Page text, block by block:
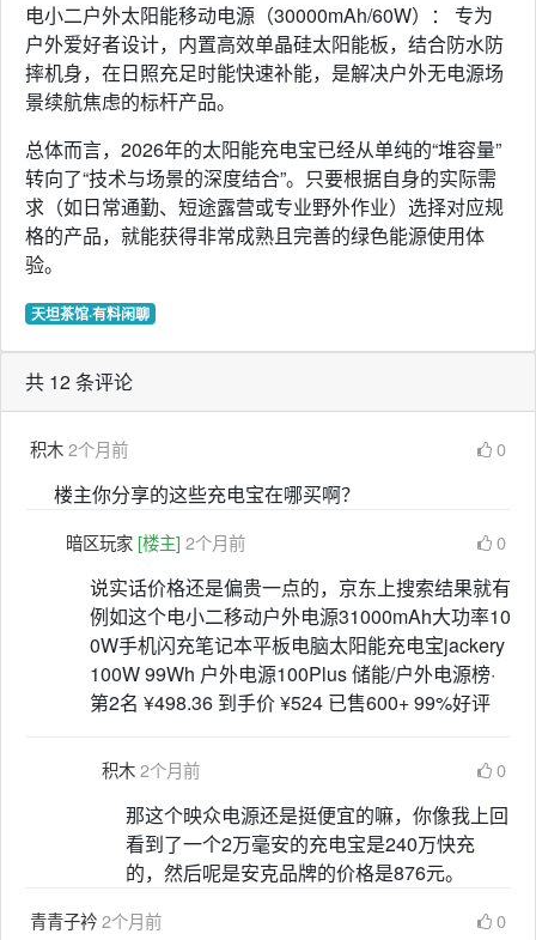
电小二户外太阳能移动电源（30000mAh/60W）： 专为
户外爱好者设计，内置高效单晶硅太阳能板，结合防水防
摔机身，在日照充足时能快速补能，是解决户外无电源场
景续航焦虑的标杆产品。
总体而言，2026年的太阳能充电宝已经从单纯的“堆容量”
转向了“技术与场景的深度结合”。只要根据自身的实际需
求（如日常通勤、短途露营或专业野外作业）选择对应规
格的产品，就能获得非常成熟且完善的绿色能源使用体
验。
天坦茶馆·有料闲聊
共 12 条评论
积木2个月前 0
楼主你分享的这些充电宝在哪买啊？
暗区玩家 [楼主] 2个月前 0
说实话价格还是偏贵一点的，京东上搜索结果就有
例如这个电​小​二​移​动​户​外​电​源​3​1​0​0​0​m​A​h​大​功​率​1​0​
0​W​手​机​闪​充​笔​记​本​平​板​电​脑​太​阳​能​充​电​宝​j​a​c​k​e​r​y​ ​
1​0​0​W​ ​9​9​W​h​ ​户​外​电​源​1​0​0​P​l​u​s​ 储能/户外电源榜·
第2名 ¥498.36 到手价 ¥524 已售600+ 99%好评
积木2个月前 0
那这个映众电源还是挺便宜的嘛，你像我上回
看到了一个2万毫安的充电宝是240万快充
的，然后呢是安克品牌的价格是876元。
青青子衿2个月前 0